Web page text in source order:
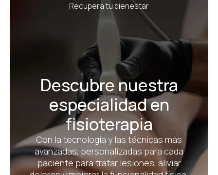
Recupera tu bienestar
Descubre nuestra
especialidad en
fisioterapia
Con la tecnología y las técnicas más
avanzadas, personalizadas para cada
paciente para tratar lesiones, aliviar